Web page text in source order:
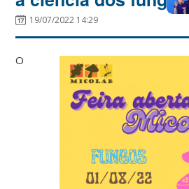
19/07/2022 14:29
O